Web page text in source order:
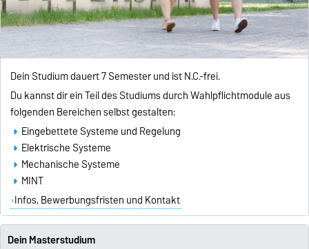
Dein Studium dauert 7 Semester und ist N.C.-frei.
Du kannst dir ein Teil des Studiums durch Wahlpflichtmodule aus
folgenden Bereichen selbst gestalten:
Eingebettete Systeme und Regelung
Elektrische Systeme
Mechanische Systeme
MINT
Infos, Bewerbungsfristen und Kontakt
Dein Masterstudium